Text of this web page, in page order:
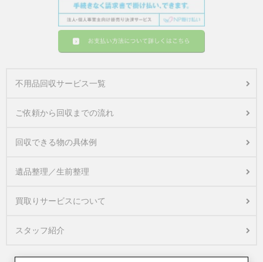
不用品回収サービス一覧
ご依頼から回収までの流れ
回収できる物の具体例
遺品整理／生前整理
買取りサービスについて
スタッフ紹介